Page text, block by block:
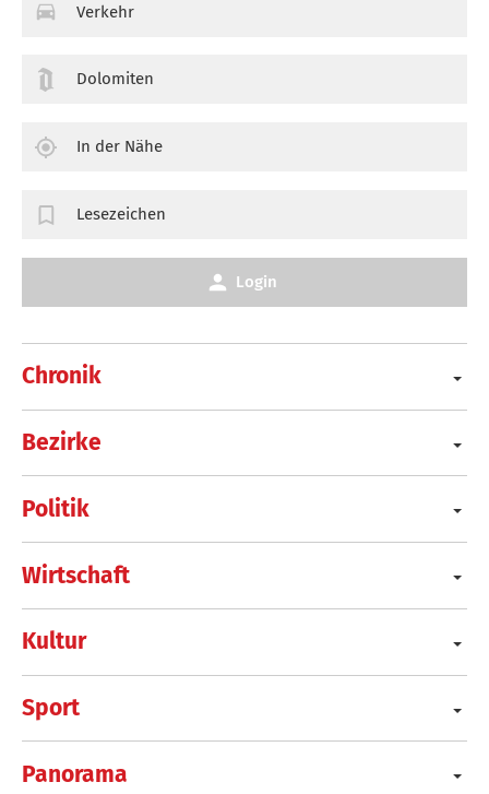
Chronik
Bezirke
Politik
Wirtschaft
Kultur
Sport
Panorama
Verkehr
Dolomiten
In der Nähe
Lesezeichen
Login